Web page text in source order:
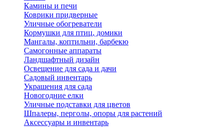
Камины и печи
Коврики придверные
Уличные обогреватели
Кормушки для птиц, домики
Мангалы, коптильни, барбекю
Самогонные аппараты
Ландшафтный дизайн
Освещение для сада и дачи
Садовый инвентарь
Украшения для сада
Новогодние елки
Уличные подставки для цветов
Шпалеры, перголы, опоры для растений
Аксессуары и инвентарь